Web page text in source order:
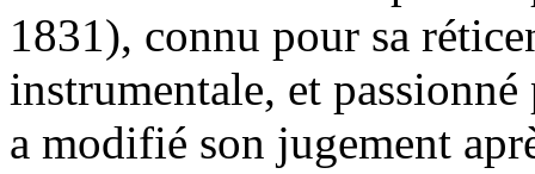
1831), connu pour sa
instrumentale, et
a modifié son jugement